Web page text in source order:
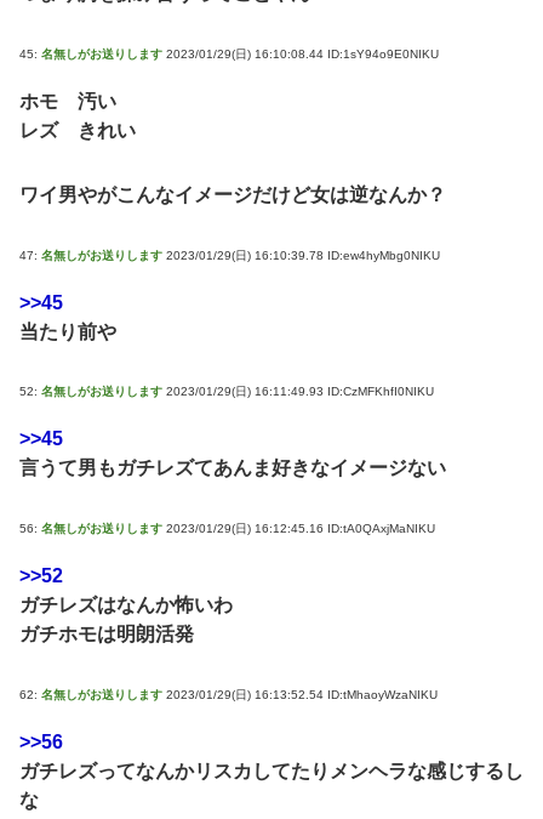
45: 名無しがお送りします 2023/01/29(日) 16:10:08.44 ID:1sY94o9E0NIKU
ホモ 汚い
レズ きれい
ワイ男やがこんなイメージだけど女は逆なんか？
47: 名無しがお送りします 2023/01/29(日) 16:10:39.78 ID:ew4hyMbg0NIKU
>>45
当たり前や
52: 名無しがお送りします 2023/01/29(日) 16:11:49.93 ID:CzMFKhfI0NIKU
>>45
言うて男もガチレズてあんま好きなイメージない
56: 名無しがお送りします 2023/01/29(日) 16:12:45.16 ID:tA0QAxjMaNIKU
>>52
ガチレズはなんか怖いわ
ガチホモは明朗活発
62: 名無しがお送りします 2023/01/29(日) 16:13:52.54 ID:tMhaoyWzaNIKU
>>56
ガチレズってなんかリスカしてたりメンヘラな感じするし
な